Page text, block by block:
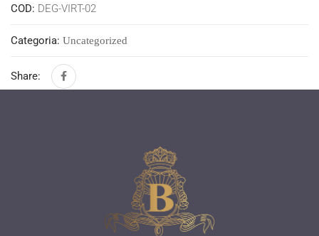
COD: DEG-VIRT-02
Categoria: Uncategorized
Share: